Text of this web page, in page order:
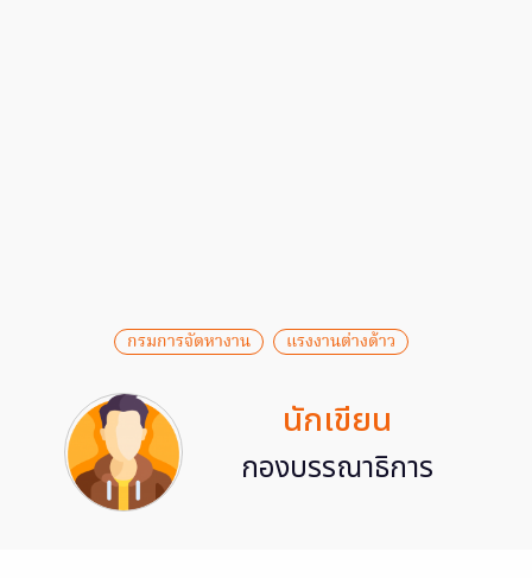
กรมการจัดหางาน แรงงานต่างด้าว
นักเขียน
กองบรรณาธิการ